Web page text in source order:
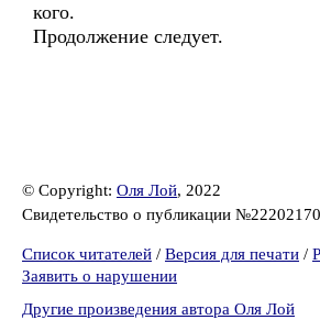
кого.
Продолжение следует.
© Copyright: Оля Лой, 2022
Свидетельство о публикации
Список читателей / Версия для печати /
Заявить о нарушении
Другие произведения автора Оля Лой